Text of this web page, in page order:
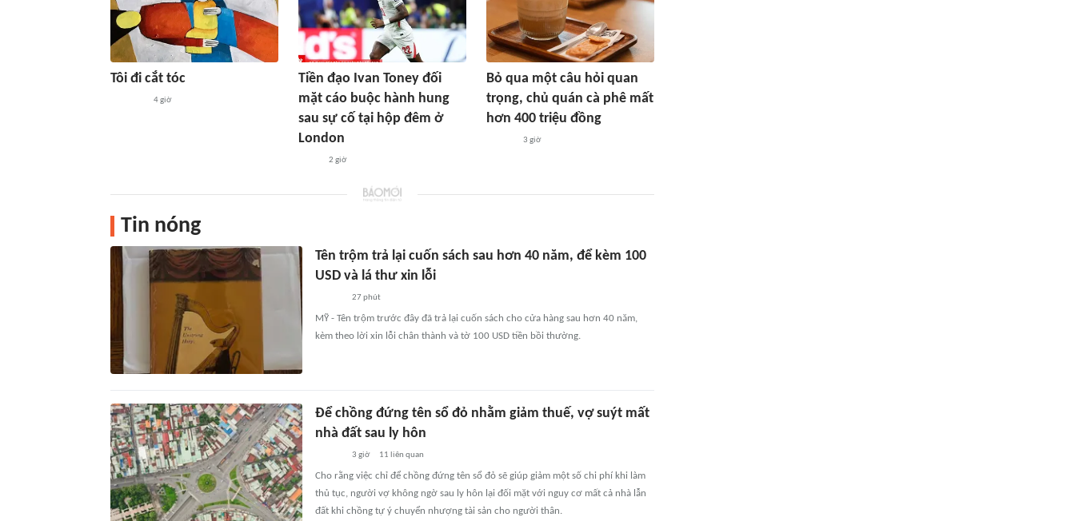
Tôi đi cắt tóc
4 giờ
Tiền đạo Ivan Toney đối
mặt cáo buộc hành hung
sau sự cố tại hộp đêm ở
London
2 giờ
Bỏ qua một câu hỏi quan
trọng, chủ quán cà phê mất
hơn 400 triệu đồng
3 giờ
Tin nóng
Tên trộm trả lại cuốn sách sau hơn 40 năm, để kèm 100
USD và lá thư xin lỗi
27 phút
MỸ - Tên trộm trước đây đã trả lại cuốn sách cho cửa hàng sau hơn 40 năm,
kèm theo lời xin lỗi chân thành và tờ 100 USD tiền bồi thường.
Để chồng đứng tên sổ đỏ nhằm giảm thuế, vợ suýt mất
nhà đất sau ly hôn
3 giờ 11 liên quan
Cho rằng việc chỉ để chồng đứng tên sổ đỏ sẽ giúp giảm một số chi phí khi làm
thủ tục, người vợ không ngờ sau ly hôn lại đối mặt với nguy cơ mất cả nhà lẫn
đất khi chồng tự ý chuyển nhượng tài sản cho người thân.